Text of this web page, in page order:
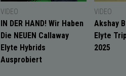
VIDEO
IN DER HAND! Wir Haben
Die NEUEN Callaway
Elyte Hybrids
Ausprobiert
VIDEO
Akshay
Elyte
2025